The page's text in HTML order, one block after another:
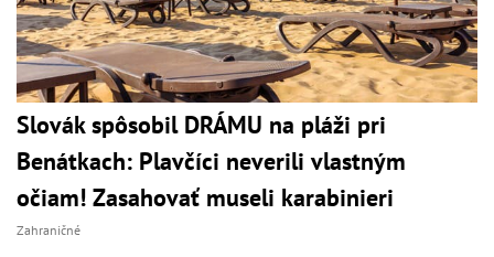
Slovák spôsobil DRÁMU na pláži pri
Benátkach: Plavčíci neverili vlastným
očiam! Zasahovať museli karabinieri
Zahraničné